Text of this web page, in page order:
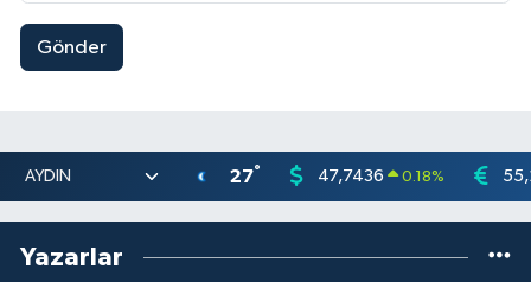
Gönder
27° 47,7436 0.18%
Yazarlar